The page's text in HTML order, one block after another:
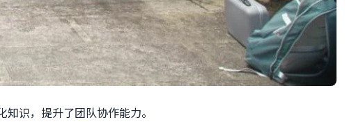
识，提升了团队协作能力。